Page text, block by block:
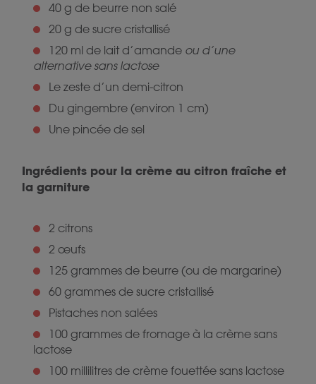
40 g de beurre non salé
20 g de sucre cristallisé
120 ml de lait d’amande ou d’une
alternative sans lactose
Le zeste d’un demi-citron
Du gingembre (environ 1 cm)
Une pincée de sel
Ingrédients pour la crème au citron fraîche et
la garniture
2 citrons
2 œufs
125 grammes de beurre (ou de margarine)
60 grammes de sucre cristallisé
Pistaches non salées
100 grammes de fromage à la crème sans
lactose
100 millilitres de crème fouettée sans lactose